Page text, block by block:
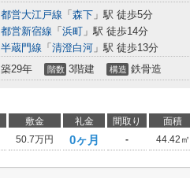
都営大江戸線 「 森下 」駅 徒歩5分
都営新宿線 「 浜町 」駅 徒歩14分
半蔵門線 「 清澄白河 」駅 徒歩13分
築29年 階数 3階建 構造 鉄骨造
敷金 礼金 間取り 面積
50.7万円 0ヶ月 - 44.42㎡